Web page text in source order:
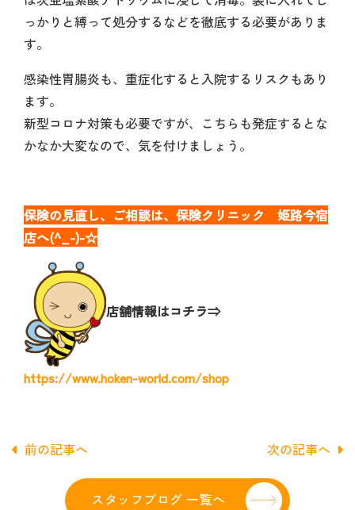
っかりと縛って処分するなどを徹底する必要がありま
す。
感染性胃腸炎も、重症化すると入院するリスクもあり
ます。
新型コロナ対策も必要ですが、こちらも発症するとな
かなか大変なので、気を付けましょう。
保険の見直し、ご相談は、保険クリニック 姫路今宿
店へ(^_-)-☆
店舗情報はコチラ⇒
https://www.hoken-world.com/shop
前の記事へ 次の記事へ
スタッフブログ 一覧へ